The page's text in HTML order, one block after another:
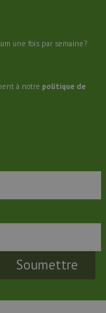
une fois par semaine?
à notre politique de